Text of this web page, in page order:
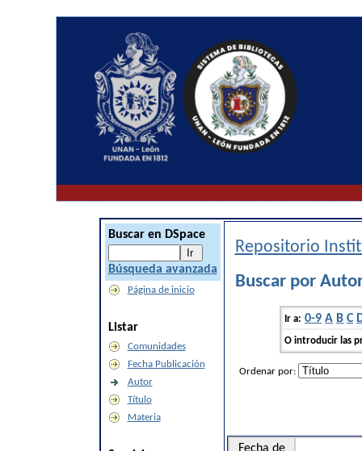
Buscar en DSpace
Búsqueda avanzada
Página de inicio
Listar
Comunidades
Fecha Publicación
Autor
Título
Materia
Repositorio
Buscar por
Ir a: 0-9 A B C
O introducir las
Ordenar por: